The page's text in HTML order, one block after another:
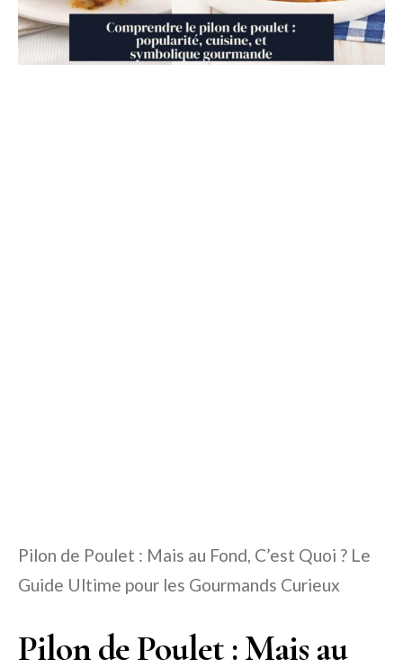
Pilon de Poulet : Mais au Fond, C’est Quoi ? Le
Guide Ultime pour les Gourmands Curieux
Pilon de Poulet : Mais au